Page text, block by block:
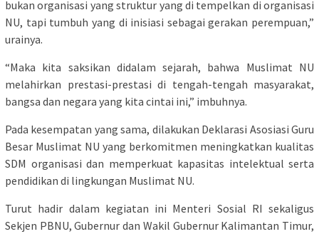
bukan organisasi yang struktur yang di tempelkan di organisasi
NU, tapi tumbuh yang di inisiasi sebagai gerakan perempuan,”
urainya.
“Maka kita saksikan didalam sejarah, bahwa Muslimat NU
melahirkan prestasi-prestasi di tengah-tengah masyarakat,
bangsa dan negara yang kita cintai ini,” imbuhnya.
Pada kesempatan yang sama, dilakukan Deklarasi Asosiasi Guru
Besar Muslimat NU yang berkomitmen meningkatkan kualitas
SDM organisasi dan memperkuat kapasitas intelektual serta
pendidikan di lingkungan Muslimat NU.
Turut hadir dalam kegiatan ini Menteri Sosial RI sekaligus
Sekjen PBNU, Gubernur dan Wakil Gubernur Kalimantan Timur,